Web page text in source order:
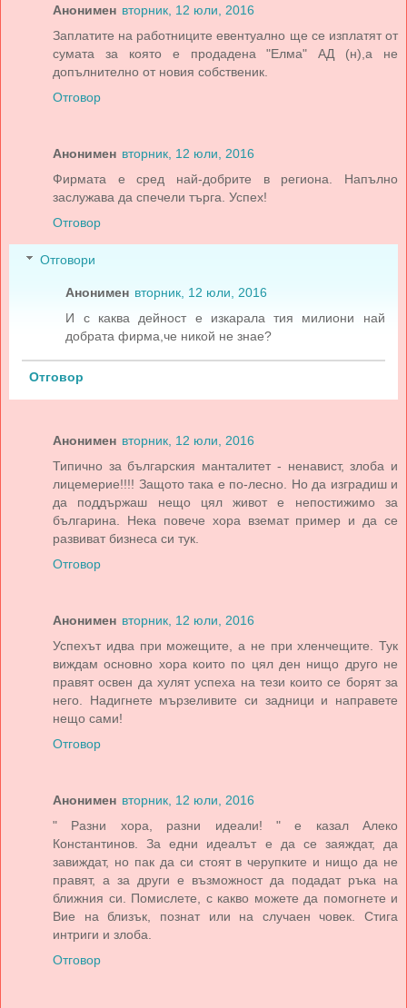
Анонимен вторник, 12 юли, 2016
Заплатите на работниците евентуално ще се изплатят от
сумата за която е продадена "Елма" АД (н),а не
допълнително от новия собственик.
Отговор
Анонимен вторник, 12 юли, 2016
Фирмата е сред най-добрите в региона. Напълно
заслужава да спечели търга. Успех!
Отговор
Отговори
Анонимен вторник, 12 юли, 2016
И с каква дейност е изкарала тия милиони най
добрата фирма,че никой не знае?
Отговор
Анонимен вторник, 12 юли, 2016
Типично за българския манталитет - ненавист, злоба и
лицемерие!!!! Защото така е по-лесно. Но да изградиш и
да поддържаш нещо цял живот е непостижимо за
българина. Нека повече хора вземат пример и да се
развиват бизнеса си тук.
Отговор
Анонимен вторник, 12 юли, 2016
Успехът идва при можещите, а не при хленчещите. Тук
виждам основно хора които по цял ден нищо друго не
правят освен да хулят успеха на тези които се борят за
него. Надигнете мързеливите си задници и направете
нещо сами!
Отговор
Анонимен вторник, 12 юли, 2016
" Разни хора, разни идеали! " е казал Алеко
Константинов. За едни идеалът е да се заяждат, да
завиждат, но пак да си стоят в черупките и нищо да не
правят, а за други е възможност да подадат ръка на
ближния си. Помислете, с какво можете да помогнете и
Вие на близък, познат или на случаен човек. Стига
интриги и злоба.
Отговор